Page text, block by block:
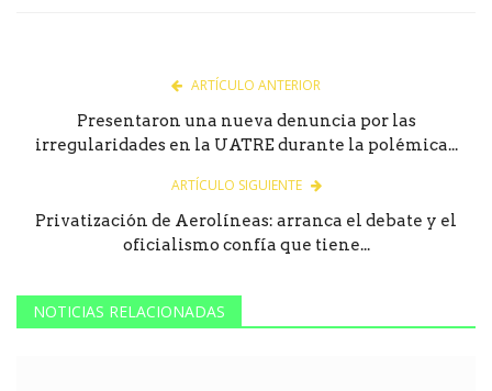
ARTÍCULO ANTERIOR
Presentaron una nueva denuncia por las
irregularidades en la UATRE durante la polémica...
ARTÍCULO SIGUIENTE
Privatización de Aerolíneas: arranca el debate y el
oficialismo confía que tiene...
NOTICIAS RELACIONADAS